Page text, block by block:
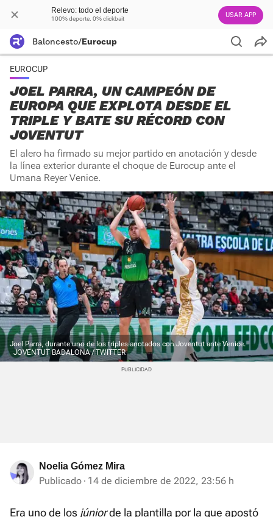
Relevo: todo el deporte
100% deporte. 0% clickbait USAR APP
Baloncesto/Eurocup
EUROCUP
JOEL PARRA, UN CAMPEÓN DE
EUROPA QUE EXPLOTA DESDE EL
TRIPLE Y BATE SU RÉCORD CON
JOVENTUT
El alero ha firmado su mejor partido en anotación y desde
la línea exterior durante el choque de Eurocup ante el
Umana Reyer Venice.
Joel Parra, durante uno de los triples anotados con Joventut ante Venice.
JOVENTUT BADALONA / TWITTER
Noelia Gómez Mira
Publicado 14 de diciembre de 2022, 23:56 h
Era uno de los jún iorde la plantilla por la que apostó